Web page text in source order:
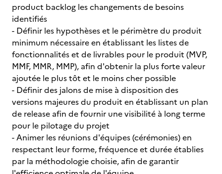
product backlog les changements de besoins
identifiés
- Définir les hypothèses et le périmètre du produit
minimum nécessaire en établissant les listes de
fonctionnalités et de livrables pour le produit (MVP,
MMF, MMR, MMP), afin d'obtenir la plus forte valeur
ajoutée le plus tôt et le moins cher possible
- Définir des jalons de mise à disposition des
versions majeures du produit en établissant un plan
de release afin de fournir une visibilité à long terme
pour le pilotage du projet
- Animer les réunions d'équipes (cérémonies) en
respectant leur forme, fréquence et durée établies
par la méthodologie choisie, afin de garantir